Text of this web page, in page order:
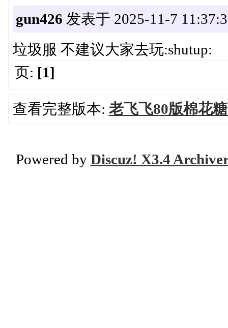
gun426 发表于 2025-11-7
垃圾服 不建议大家去玩:shutup:
页: [1]
查看完整版本: 老飞飞80版棉花
Powered by Discuz! X3.4